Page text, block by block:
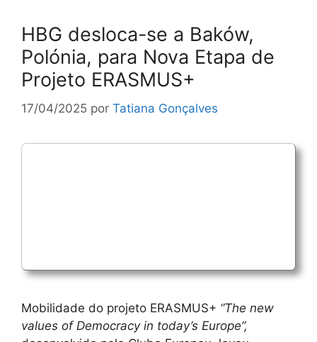
HBG desloca-se a Baków,
Polónia, para Nova Etapa de
Projeto ERASMUS+
17/04/2025 por Tatiana Gonçalves
Mobilidade do projeto ERASMUS+ “The new
values of Democracy in today’s Europe”,